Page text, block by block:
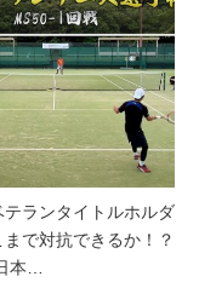
テランタイトルホルダ
まで対抗できるか！？
本…